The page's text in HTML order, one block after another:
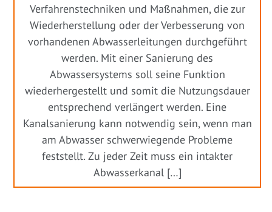
Verfahrenstechniken und Maßnahmen, die zur
Wiederherstellung oder der Verbesserung von
vorhandenen Abwasserleitungen durchgeführt
werden. Mit einer Sanierung des
Abwassersystems soll seine Funktion
wiederhergestellt und somit die Nutzungsdauer
entsprechend verlängert werden. Eine
Kanalsanierung kann notwendig sein, wenn man
am Abwasser schwerwiegende Probleme
feststellt. Zu jeder Zeit muss ein intakter
Abwasserkanal […]